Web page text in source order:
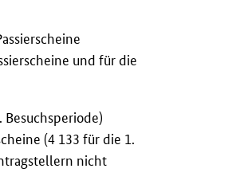
und für die
Besuchsperiode)
(4 133 für die 1.
nicht